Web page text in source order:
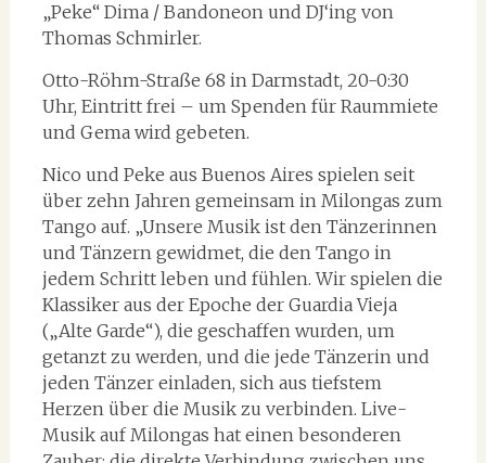
„Peke“ Dima / Bandoneon und DJ‘ing von
Thomas Schmirler.
Otto-Röhm-Straße 68 in Darmstadt, 20-0:30
Uhr, Eintritt frei – um Spenden für Raummiete
und Gema wird gebeten.
Nico und Peke aus Buenos Aires spielen seit
über zehn Jahren gemeinsam in Milongas zum
Tango auf. „Unsere Musik ist den Tänzerinnen
und Tänzern gewidmet, die den Tango in
jedem Schritt leben und fühlen. Wir spielen die
Klassiker aus der Epoche der Guardia Vieja
(„Alte Garde“), die geschaffen wurden, um
getanzt zu werden, und die jede Tänzerin und
jeden Tänzer einladen, sich aus tiefstem
Herzen über die Musik zu verbinden. Live-
Musik auf Milongas hat einen besonderen